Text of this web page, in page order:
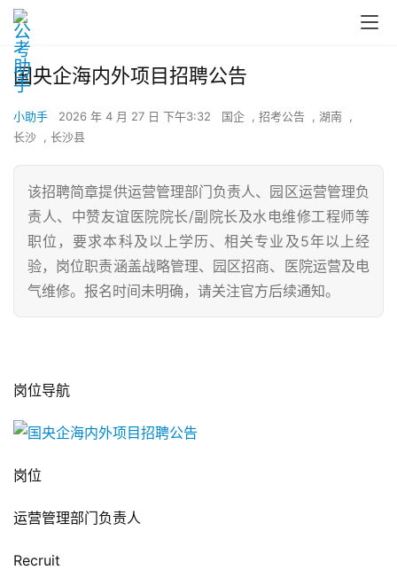
国央企海内外项目招聘公告
小助手 2026 年 4 月 27 日 下午3:32 国企 , 招考公告 , 湖南
,
长沙
, 长沙县
该招聘简章提供运营管理部门负责人、园区运营管理负
责人、中赞友谊医院院长/副院长及水电维修工程师等
职位，要求本科及以上学历、相关专业及5年以上经
验，岗位职责涵盖战略管理、园区招商、医院运营及电
气维修。报名时间未明确，请关注官方后续通知。
岗位导航
岗位
运营管理部门负责人
Recruit